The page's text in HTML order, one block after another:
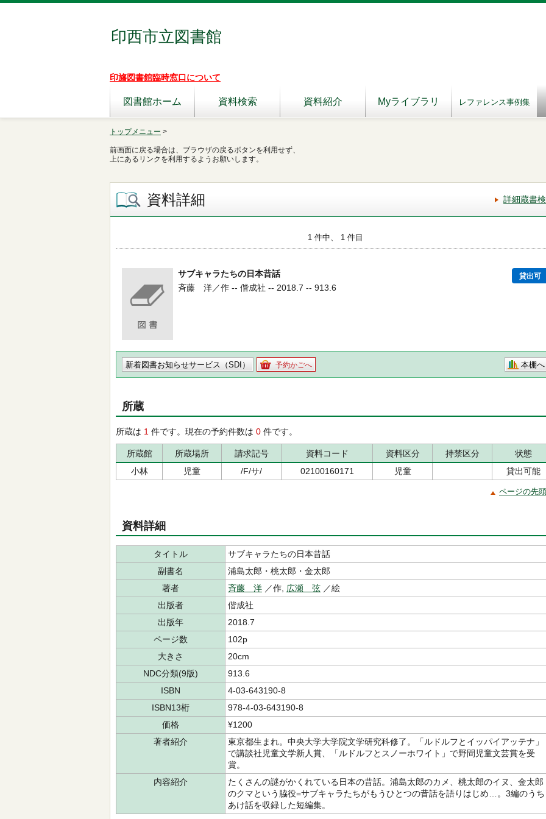
印西市立図書館
印旛図書館臨時窓口について
図書館ホーム 資料検索 資料紹介 Myライブラリ レファレンス事例集
トップメニュー >
前画面に戻る場合は、ブラウザの戻るボタンを利用せず、
上にあるリンクを利用するようお願いします。
資料詳細 詳細蔵書
1 件中、 1 件目
サブキャラたちの日本昔話 貸出可
斉藤 洋／作 -- 偕成社 -- 2018.7 -- 913.6
新着図書お知らせサービス（SDI） 予約かごへ 本棚へ
所蔵
所蔵は 1 件です。現在の予約件数は 0 件です。
所蔵館 所蔵場所 請求記号 資料コード 資料区分 持禁区分
状態
小林
児童 /F/サ/ 02100160171 児童 貸出可能
ページの先
資料詳細
タイトル
サブキャラたちの日本昔話
副書名
浦島太郎・桃太郎・金太郎
著者
斉藤 洋 ／作, 広瀬 弦 ／絵
出版者
偕成社
出版年
2018.7
ページ数
102p
大きさ
20cm
NDC分類(9版)
913.6
ISBN
4-03-643190-8
ISBN13桁
978-4-03-643190-8
価格
¥1200
著者紹介
東京都生まれ。中央大学大学院文学研究科修了。「ルドルフとイッパイアッテナ」
で講談社児童文学新人賞、「ルドルフとスノーホワイト」で野間児童文芸賞を受
賞。
内容紹介
たくさんの謎がかくれている日本の昔話。浦島太郎のカメ、桃太郎のイヌ、金太郎
のクマという脇役=サブキャラたちがもうひとつの昔話を語りはじめ…。3編のうち
あけ話を収録した短編集。